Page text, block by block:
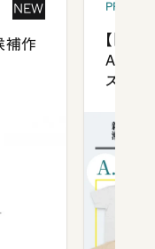
NEW
補作
【「新
ズプレ